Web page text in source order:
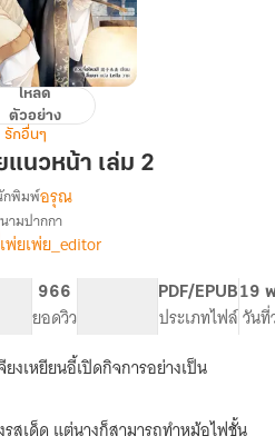
โหลด
ตัวอย่าง
รักอื่นๆ
นวหน้า เล่ม 2
เรื่อง
แม่
ครัว
น้อย
แนว
หน้า
[นิยาย
แปล]
กพิมพ์อรุณ
นามปากกา
เพ่ยเพ่ย_editor
966
ยอดวิว
PDF/EPUB
ประเภทไฟล์
19
วันที่
ยงเหยียนอี้เปิดกิจการอย่างเป็น
สเด็ด แต่นางก็สามารถทำหม้อไฟชั้น